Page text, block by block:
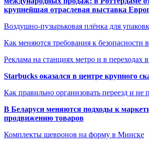
крупнейшая отраслевая выставка
Воздушно-пузырьковая плёнка для
Как меняются требования к безопасности
Реклама на станциях метро и в переходах
Starbucks оказался в центре крупного
Как правильно организовать переезд и не
В Беларуси меняются подходы к
продвижению товаров
Комплекты шевронов на форму в Минске